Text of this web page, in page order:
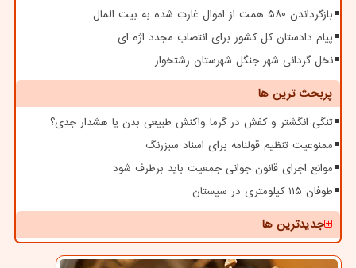
بازگرداندن ۵۸۰ همت از اموال غارت شده به بیت المال
پیام دادستان کل کشور برای انتصاب مجدد اژه ای
نخل گردانی شهر جنگل شهرستان رشتخوار
پربحث ترین ها
تنگی انگشتر و کفش در گرما واکنش طبیعی بدن یا هشدار جدی؟
ممنوعیت تنظیم قولنامه برای اسناد سبزرنگ
موانع اجرای قانون جوانی جمعیت باید برطرف شود
طوفان ۱۱۵ کیلومتری در سیستان
جدیدترین ها